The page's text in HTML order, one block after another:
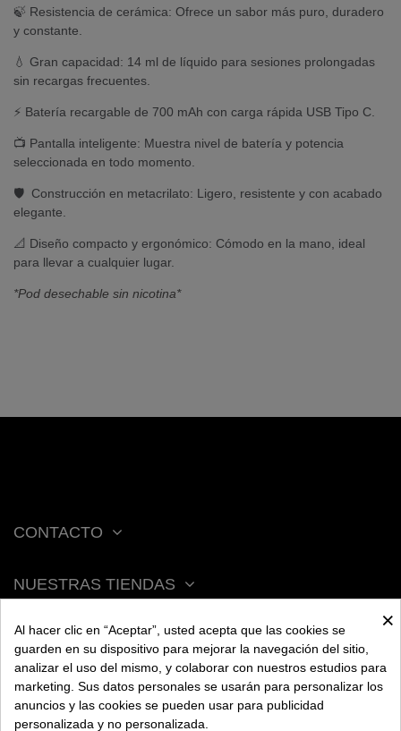
🍃 Resistencia de cerámica: Ofrece un sabor más puro, duradero
y constante.
💧 Gran capacidad: 14 ml de líquido para sesiones prolongadas
sin recargas frecuentes.
⚡ Batería recargable de 700 mAh con carga rápida USB Tipo C.
📺 Pantalla inteligente: Muestra nivel de batería y potencia
seleccionada en todo momento.
🛡️ Construcción en metacrilato: Ligero, resistente y con acabado
elegante.
📐 Diseño compacto y ergonómico: Cómodo en la mano, ideal
para llevar a cualquier lugar.
*Pod desechable sin nicotina*
CONTACTO
NUESTRAS TIENDAS
ACERCA DE BENGALA
AYUDA
×
Al hacer clic en “Aceptar”, usted acepta que las cookies se
guarden en su dispositivo para mejorar la navegación del sitio,
analizar el uso del mismo, y colaborar con nuestros estudios para
marketing. Sus datos personales se usarán para personalizar los
anuncios y las cookies se pueden usar para publicidad
personalizada y no personalizada.